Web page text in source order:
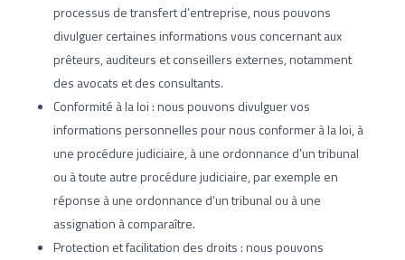
processus de transfert d’entreprise, nous pouvons
divulguer certaines informations vous concernant aux
prêteurs, auditeurs et conseillers externes, notamment
des avocats et des consultants.
Conformité à la loi : nous pouvons divulguer vos
informations personnelles pour nous conformer à la loi, à
une procédure judiciaire, à une ordonnance d’un tribunal
ou à toute autre procédure judiciaire, par exemple en
réponse à une ordonnance d’un tribunal ou à une
assignation à comparaître.
Protection et facilitation des droits : nous pouvons